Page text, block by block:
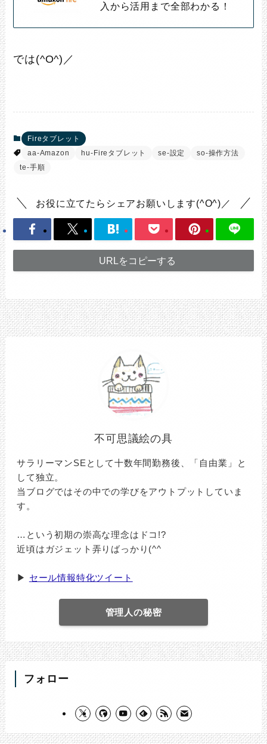
入から活用まで全部わかる！
では(^O^)／
Fireタブレット
aa-Amazon
hu-Fireタブレット se-設定
so-操作方法
te-手順
お役に立てたらシェアお願いします(^O^)／
URLをコピーする
不可思議絵の具
サラリーマンSEとして十数年間勤務後、「自由業」と
して独立。
当ブログではその中での学びをアウトプットしていま
す。
…という初期の崇高な理念はドコ!?
近頃はガジェット弄りばっかり(^^ゞ
▶ セール情報特化ツイート
管理人の秘密
フォロー